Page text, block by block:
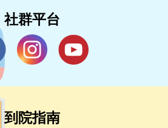
社群平台
到院指南